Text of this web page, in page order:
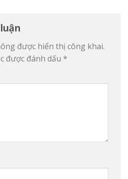
được hiển thị công khai.
được đánh dấu *